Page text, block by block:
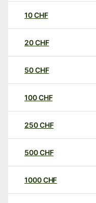
10CHF
20CHF
50CHF
100CHF
250CHF
500CHF
1000CHF